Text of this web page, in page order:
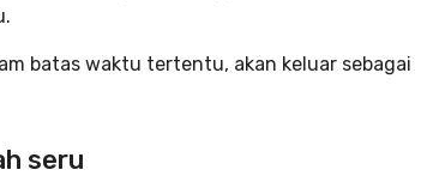
batas waktu tertentu, akan keluar sebagai
seru